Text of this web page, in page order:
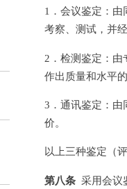
1．会议鉴定：
考察、测试，并
2．检测鉴定：
作出质量和水平
3．通讯鉴定：由
价。
以上三种鉴定（
第八条采用会议